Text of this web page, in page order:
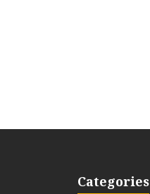
Categories